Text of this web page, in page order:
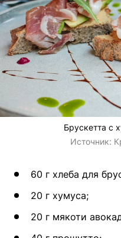
Брускетта с
Источник:
60 г хлеба для
20 г хумуса;
20 г мякоти